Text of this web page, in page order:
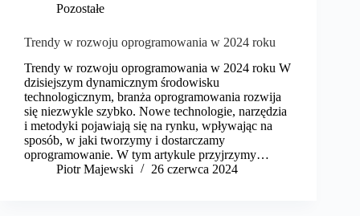
Pozostałe
Trendy w rozwoju oprogramowania w 2024 roku
Trendy w rozwoju oprogramowania w 2024 roku W
dzisiejszym dynamicznym środowisku
technologicznym, branża oprogramowania rozwija
się niezwykle szybko. Nowe technologie, narzędzia
i metodyki pojawiają się na rynku, wpływając na
sposób, w jaki tworzymy i dostarczamy
oprogramowanie. W tym artykule przyjrzymy…
​Piotr Majewski
26 czerwca 2024